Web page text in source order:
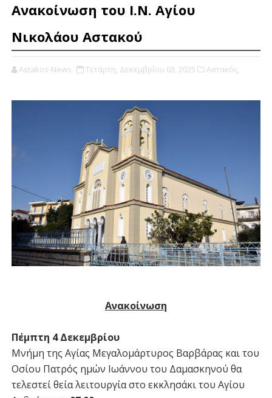
Ανακοίνωση του Ι.Ν. Αγίου
Νικολάου Αστακού
Astakos-News Τετάρτη, Δεκεμβρίου 03, 2025 Αστακός,
Ανακοίνωση
Πέμπτη 4 Δεκεμβρίου
Μνήμη της Αγίας Μεγαλομάρτυρος Βαρβάρας και του
Οσίου Πατρός ημών Ιωάννου του Δαμασκηνού θα
τελεστεί θεία λειτουργία στο εκκλησάκι του Αγίου